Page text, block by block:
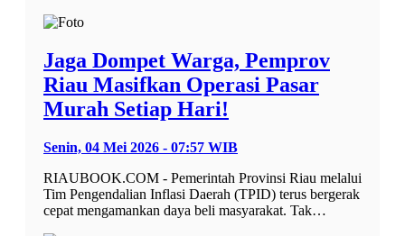
Jaga Dompet Warga, Pemprov
Riau Masifkan Operasi Pasar
Murah Setiap Hari!
Senin, 04 Mei 2026 - 07:57 WIB
RIAUBOOK.COM - Pemerintah Provinsi Riau melalui
Tim Pengendalian Inflasi Daerah (TPID) terus bergerak
cepat mengamankan daya beli masyarakat. Tak…